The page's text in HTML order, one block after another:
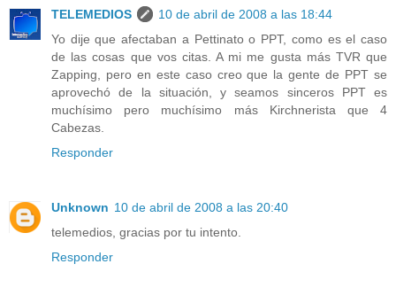
TELEMEDIOS
10 de abril de 2008 a las 18:44
Yo dije que afectaban a Pettinato o PPT, como es el caso
de las cosas que vos citas. A mi me gusta más TVR que
Zapping, pero en este caso creo que la gente de PPT se
aprovechó de la situación, y seamos sinceros PPT es
muchísimo pero muchísimo más Kirchnerista que 4
Cabezas.
Responder
Unknown 10 de abril de 2008 a las 20:40
telemedios, gracias por tu intento.
Responder